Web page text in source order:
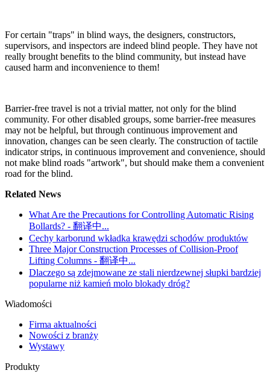
For certain "traps" in blind ways, the designers, constructors,
supervisors, and inspectors are indeed blind people. They have not
really brought benefits to the blind community, but instead have
caused harm and inconvenience to them!
Barrier-free travel is not a trivial matter, not only for the blind
community. For other disabled groups, some barrier-free measures
may not be helpful, but through continuous improvement and
innovation, changes can be seen clearly. The construction of tactile
indicator strips, in continuous improvement and convenience, should
not make blind roads "artwork", but should make them a convenient
road for the blind.
Related News
What Are the Precautions for Controlling Automatic Rising
Bollards? - 翻译中...
Cechy karborund wkładka krawędzi schodów produktów
Three Major Construction Processes of Collision-Proof
Lifting Columns - 翻译中...
Dlaczego są zdejmowane ze stali nierdzewnej słupki bardziej
popularne niż kamień molo blokady dróg?
Wiadomości
Firma aktualności
Nowości z branży
Wystawy
Produkty